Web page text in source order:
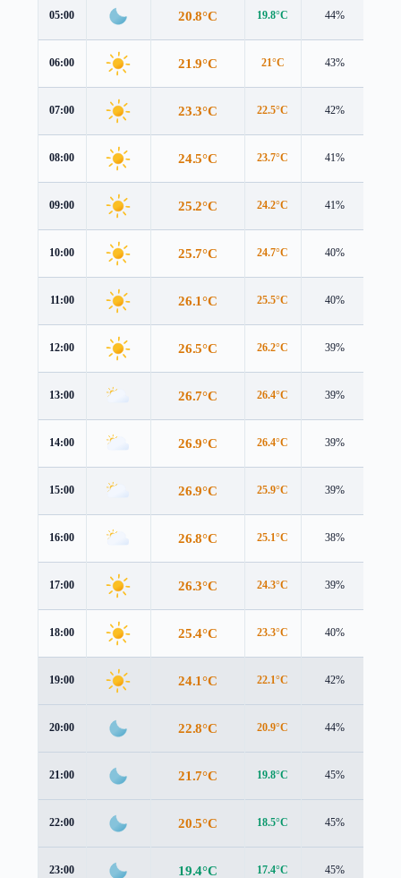
05:00 20.8°C 19.8°C 44%
06:00 21.9°C 21°C 43%
07:00 23.3°C 22.5°C 42%
08:00 24.5°C 23.7°C 41%
09:00 25.2°C 24.2°C 41%
10:00 25.7°C 24.7°C 40%
11:00 26.1°C 25.5°C 40%
12:00 26.5°C 26.2°C 39%
13:00 26.7°C 26.4°C 39%
14:00 26.9°C 26.4°C 39%
15:00 26.9°C 25.9°C 39%
16:00 26.8°C 25.1°C 38%
17:00 26.3°C 24.3°C 39%
18:00 25.4°C 23.3°C 40%
19:00 24.1°C 22.1°C 42%
20:00 22.8°C 20.9°C 44%
21:00 21.7°C 19.8°C 45%
22:00 20.5°C 18.5°C 45%
23:00 19.4°C 17.4°C 45%